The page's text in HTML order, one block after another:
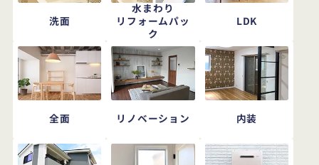
洗面
水まわり
リフォームパッ
ク
LDK
全面 リノベーション 内装